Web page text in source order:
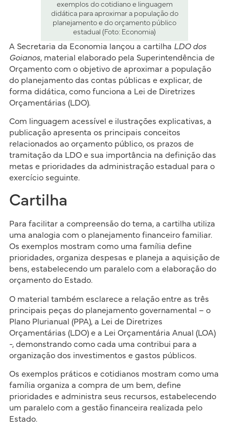
exemplos do cotidiano e linguagem
didática para aproximar a população do
planejamento e do orçamento público
estadual (Foto: Economia)
A Secretaria da Economia lançou a cartilha LDO dos
Goianos, material elaborado pela Superintendência de
Orçamento com o objetivo de aproximar a população
do planejamento das contas públicas e explicar, de
forma didática, como funciona a Lei de Diretrizes
Orçamentárias (LDO).
Com linguagem acessível e ilustrações explicativas, a
publicação apresenta os principais conceitos
relacionados ao orçamento público, os prazos de
tramitação da LDO e sua importância na definição das
metas e prioridades da administração estadual para o
exercício seguinte.
Cartilha
Para facilitar a compreensão do tema, a cartilha utiliza
uma analogia com o planejamento financeiro familiar.
Os exemplos mostram como uma família define
prioridades, organiza despesas e planeja a aquisição de
bens, estabelecendo um paralelo com a elaboração do
orçamento do Estado.
O material também esclarece a relação entre as três
principais peças do planejamento governamental – o
Plano Plurianual (PPA), a Lei de Diretrizes
Orçamentárias (LDO) e a Lei Orçamentária Anual (LOA)
-, demonstrando como cada uma contribui para a
organização dos investimentos e gastos públicos.
Os exemplos práticos e cotidianos mostram como uma
família organiza a compra de um bem, define
prioridades e administra seus recursos, estabelecendo
um paralelo com a gestão financeira realizada pelo
Estado.